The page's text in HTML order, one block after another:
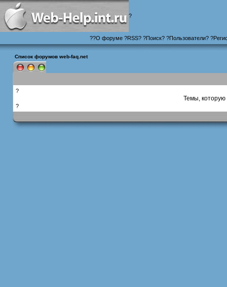
?
??О форуме?RSS? ?Поиск? ?Пользователи? ?
Список форумов web-faq.net
?
Темы, которую
?